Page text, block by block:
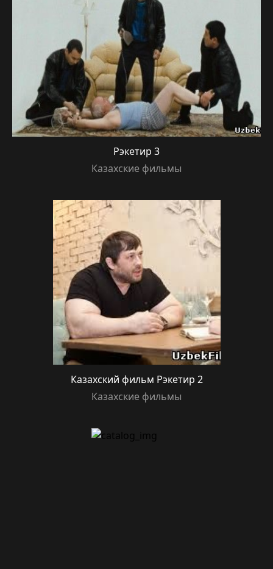
Рэкетир 3
Казахские фильмы
Казахский фильм Рэкетир 2
Казахские фильмы